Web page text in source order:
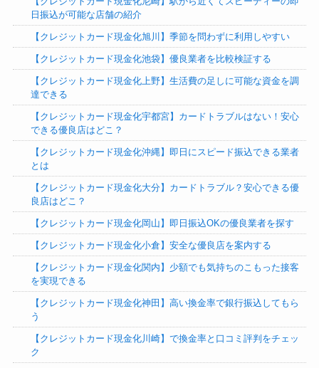
日振込が可能な店舗の紹介
【クレジットカード現金化旭川】季節を問わずに利用しやすい
【クレジットカード現金化池袋】優良業者を比較検証する
【クレジットカード現金化上野】生活費の足しに可能な資金を調
達できる
【クレジットカード現金化宇都宮】カードトラブルはない！安心
できる優良店はどこ？
【クレジットカード現金化沖縄】即日にスピード振込できる業者
とは
【クレジットカード現金化大分】カードトラブル？安心できる優
良店はどこ？‎
【クレジットカード現金化岡山】即日振込OKの優良業者を探す
【クレジットカード現金化小倉】安全な優良店を案内する
【クレジットカード現金化関内】少額でも気持ちのこもった接客
を実現できる
【クレジットカード現金化神田】高い換金率で銀行振込してもら
う
【クレジットカード現金化川崎】で換金率と口コミ評判をチェッ
ク